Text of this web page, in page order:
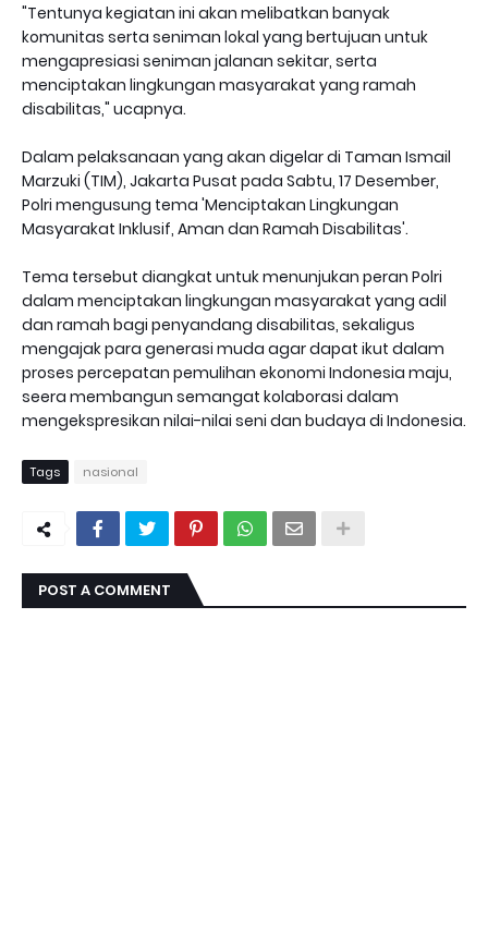
"Tentunya kegiatan ini akan melibatkan banyak
komunitas serta seniman lokal yang bertujuan untuk
mengapresiasi seniman jalanan sekitar, serta
menciptakan lingkungan masyarakat yang ramah
disabilitas," ucapnya.
Dalam pelaksanaan yang akan digelar di Taman Ismail
Marzuki (TIM), Jakarta Pusat pada Sabtu, 17 Desember,
Polri mengusung tema 'Menciptakan Lingkungan
Masyarakat Inklusif, Aman dan Ramah Disabilitas'.
Tema tersebut diangkat untuk menunjukan peran Polri
dalam menciptakan lingkungan masyarakat yang adil
dan ramah bagi penyandang disabilitas, sekaligus
mengajak para generasi muda agar dapat ikut dalam
proses percepatan pemulihan ekonomi Indonesia maju,
seera membangun semangat kolaborasi dalam
mengekspresikan nilai-nilai seni dan budaya di Indonesia.
Tags nasional
POST A COMMENT